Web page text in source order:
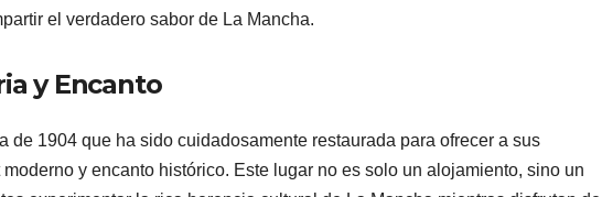
el verdadero sabor de La Mancha.
y Encanto
de 1904 que ha sido cuidadosamente restaurada para ofrecer a sus
y encanto histórico. Este lugar no es solo un alojamiento, sino un